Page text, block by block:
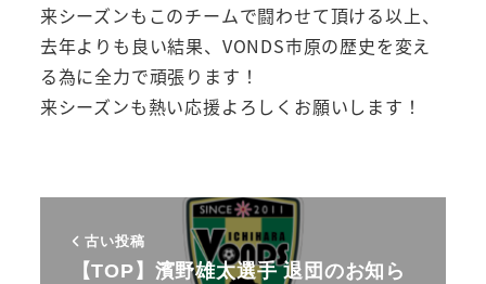
来シーズンもこのチームで闘わせて頂ける以上、
去年よりも良い結果、VONDS市原の歴史を変え
る為に全力で頑張ります！
来シーズンも熱い応援よろしくお願いします！
古い投稿
【TOP】濱野雄太選手 退団のお知ら